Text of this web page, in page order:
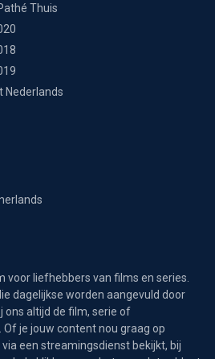
Thuis
Nederlands
liefhebbers van films en series.
dagelijkse worden aangevuld door
ons altijd de film, serie of
je jouw content nou graag op
een streamingsdienst bekijkt, bij